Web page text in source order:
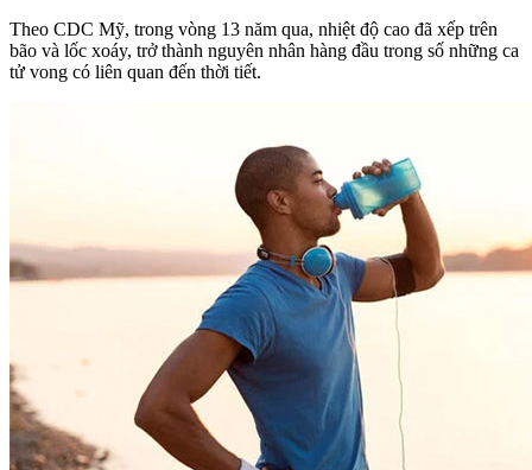
Theo CDC Mỹ, trong vòng 13 năm qua, nhiệt độ cao đã xếp trên
bão và lốc xoáy, trở thành nguyên nhân hàng đầu trong số những ca
tử vong có liên quan đến thời tiết.